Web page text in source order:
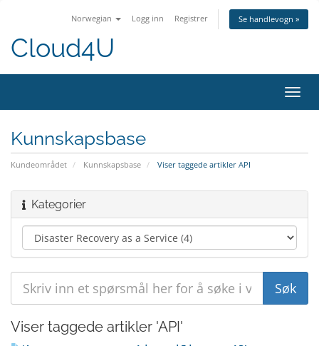
Norwegian Logg inn Registrer Se handlevogn »
Cloud4U
Bytt
Kunnskapsbase
Kundeområdet Kunnskapsbase Viser taggede artikler API
Kategorier
Viser taggede artikler 'API'